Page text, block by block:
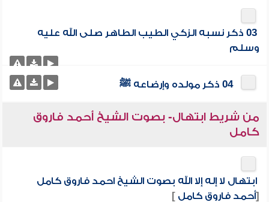
03 ذكر نسبه الزكي الطيب الطاهر صلى الله عليه
وسلم
04 ذكر مولده وإرضاعه ﷺ
من شريط ابتهال- بصوت الشيخ أحمد فاروق
كامل
ابتهال لا إله إلا الله بصوت الشيخ احمد فاروق كامل
[أحمد فاروق كامل]